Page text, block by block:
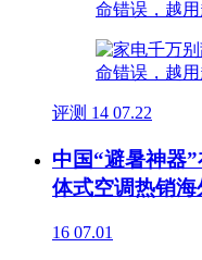
评测 14 07.22
中国“避暑神器
体式空调热销海
16 07.01